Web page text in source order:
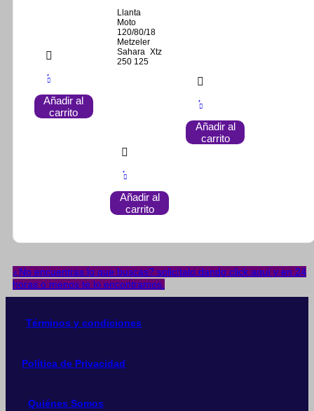
Añadir al
carrito
Llanta
Moto
120/80/18
Metzeler
Sahara Xtz
250 125
Añadir al
carrito
Añadir al
carrito
¿No encuentras lo que buscas? solicítalo dando click aquí y en 24
horas o menos te lo encontramos.
Términos y condiciones
Política de Privacidad
Quiénes Somos